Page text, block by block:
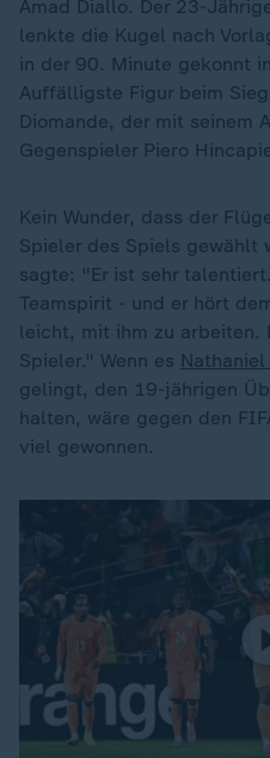
Amad Diallo. Der 23-
lenkte die Kugel nach
in der 90. Minute gekonnt
Auffälligste Figur beim
Diomande, der mit seinem
Gegenspieler Piero
Kein Wunder, dass der
Spieler des Spiels gewählt
sagte: "Er ist sehr
Teamspirit - und er hört
leicht, mit ihm zu arbeiten.
Spieler." Wenn es Nathaniel
gelingt, den 19-jährigen
halten, wäre gegen den
viel gewonnen.